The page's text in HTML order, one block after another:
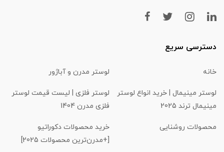
دسترسی سریع
خانه لوستر مدرن و آباژور
لوستر مینیمال | خرید انواع لوستر
مینیمال ترند 2025
لوستر فلزی | لیست قیمت لوستر
فلزی مدرن 1404
محصولات روشنایی
خرید محصولات دکوراتیو
[+مدرن‌ترین محصولات 2025]